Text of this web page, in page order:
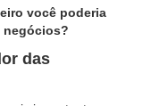
você poderia
negócios?
das